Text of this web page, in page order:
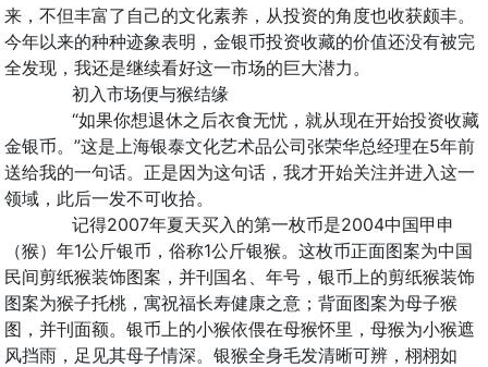
来，不但丰富了自己的文化素养，从投资的角度也收获颇丰。
今年以来的种种迹象表明，金银币投资收藏的价值还没有被完
全发现，我还是继续看好这一市场的巨大潜力。
初入市场便与猴结缘
“如果你想退休之后衣食无忧，就从现在开始投资收藏
金银币。”这是上海银泰文化艺术品公司张荣华总经理在5年前
送给我的一句话。正是因为这句话，我才开始关注并进入这一
领域，此后一发不可收拾。
记得2007年夏天买入的第一枚币是2004中国甲申
（猴）年1公斤银币，俗称1公斤银猴。这枚币正面图案为中国
民间剪纸猴装饰图案，并刊国名、年号，银币上的剪纸猴装饰
图案为猴子托桃，寓祝福长寿健康之意；背面图案为母子猴
图，并刊面额。银币上的小猴依偎在母猴怀里，母猴为小猴遮
风挡雨，足见其母子情深。银猴全身毛发清晰可辨，栩栩如